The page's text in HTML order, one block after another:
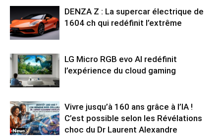
DENZA Z : La supercar électrique de
1604 ch qui redéfinit l’extrême
LG Micro RGB evo AI redéfinit
l’expérience du cloud gaming
Vivre jusqu’à 160 ans grâce à l’IA !
C’est possible selon les Révélations
choc du Dr Laurent Alexandre